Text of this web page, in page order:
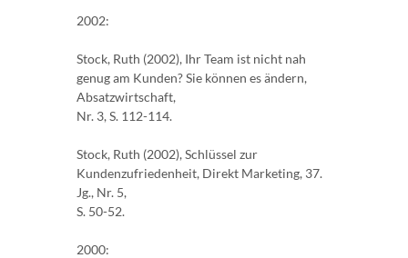
2002:
Stock, Ruth (2002), Ihr Team ist nicht nah
genug am Kunden? Sie können es ändern,
Absatzwirtschaft,
Nr. 3, S. 112-114.
Stock, Ruth (2002), Schlüssel zur
Kundenzufriedenheit, Direkt Marketing, 37.
Jg., Nr. 5,
S. 50-52.
2000: